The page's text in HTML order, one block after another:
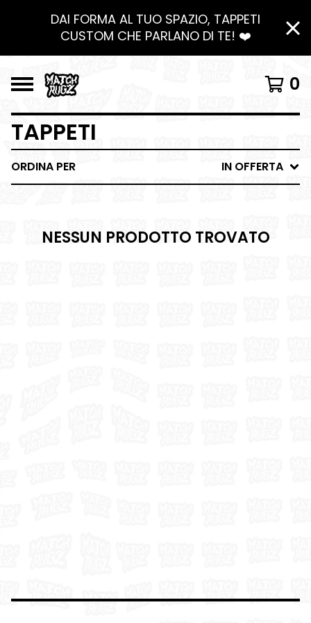
DAI FORMA AL TUO SPAZIO, TAPPETI
CUSTOM CHE PARLANO DI TE! ❤️
0
TAPPETI
ORDINA PER IN OFFERTA
NESSUN PRODOTTO TROVATO